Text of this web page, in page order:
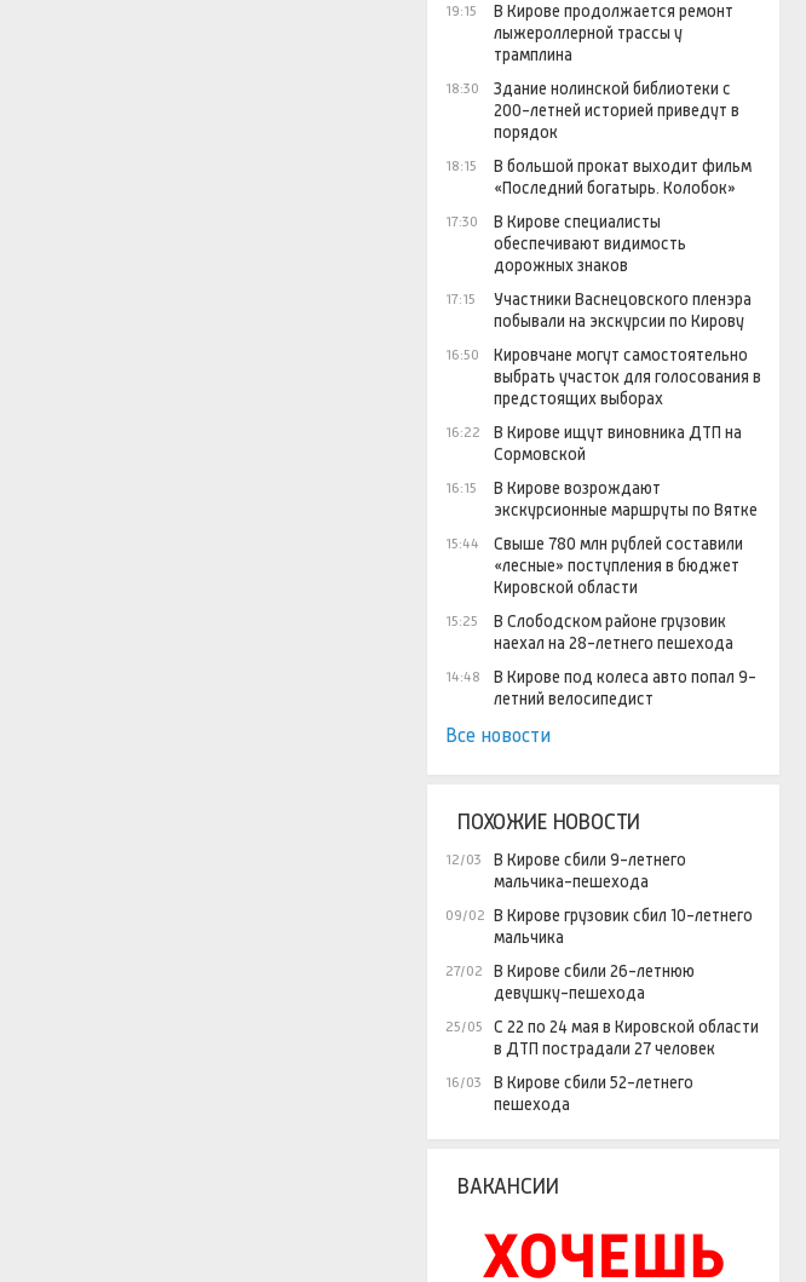
19:15
В Кирове продолжается ремонт
лыжероллерной трассы у
трамплина
18:30
Здание нолинской библиотеки с
200-летней историей приведут в
порядок
18:15
В большой прокат выходит фильм
«Последний богатырь. Колобок»
17:30
В Кирове специалисты
обеспечивают видимость
дорожных знаков
17:15
Участники Васнецовского пленэра
побывали на экскурсии по Кирову
16:50
Кировчане могут самостоятельно
выбрать участок для голосования в
предстоящих выборах
16:22
В Кирове ищут виновника ДТП на
Сормовской
16:15
В Кирове возрождают
экскурсионные маршруты по Вятке
15:44
Свыше 780 млн рублей составили
«лесные» поступления в бюджет
Кировской области
15:25
В Слободском районе грузовик
наехал на 28-летнего пешехода
14:48
В Кирове под колеса авто попал 9-
летний велосипедист
Все новости
ПОХОЖИЕ НОВОСТИ
12/03
В Кирове сбили 9-летнего
мальчика-пешехода
09/02 В Кирове грузовик сбил 10-летнего
мальчика
27/02
В Кирове сбили 26-летнюю
девушку-пешехода
25/05
С 22 по 24 мая в Кировской области
в ДТП пострадали 27 человек
16/03
В Кирове сбили 52-летнего
пешехода
ВАКАНСИИ